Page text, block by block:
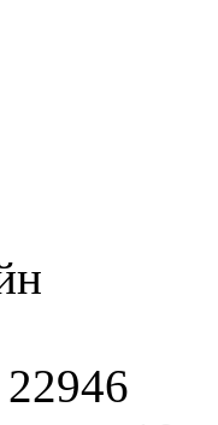
22946